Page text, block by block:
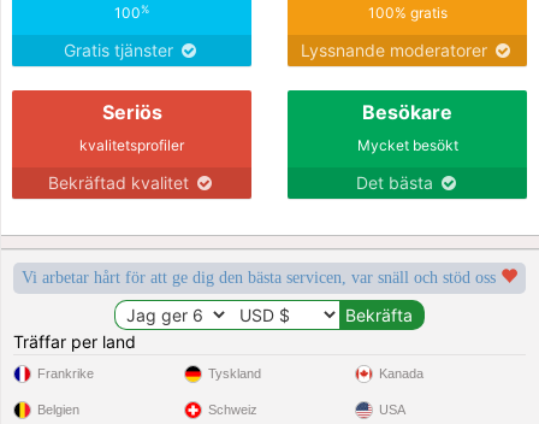
100%
Gratis tjänster
100% gratis
Lyssnande moderatorer
Seriös
kvalitetsprofiler
Bekräftad kvalitet
Besökare
Mycket besökt
Det bästa
Vi arbetar hårt för att ge dig den bästa servicen, var snäll och stöd oss
Träffar per land
Frankrike
Belgien
Tyskland
Schweiz
Kanada
USA